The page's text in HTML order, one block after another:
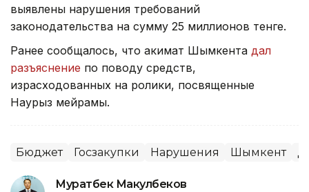
выявлены нарушения требований
законодательства на сумму 25 миллионов тенге.
Ранее сообщалось, что акимат Шымкента дал
разъяснение по поводу средств,
израсходованных на ролики, посвященные
Наурыз мейрамы.
Бюджет Госзакупки Нарушения Шымкент
Муратбек Макулбеков